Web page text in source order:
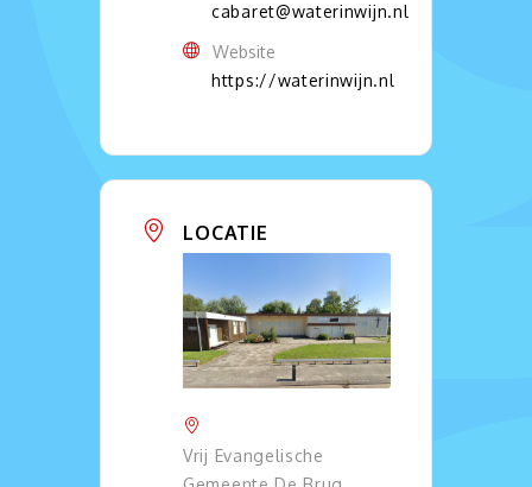
cabaret@waterinwijn.nl
Website
https://waterinwijn.nl
LOCATIE
Vrij Evangelische